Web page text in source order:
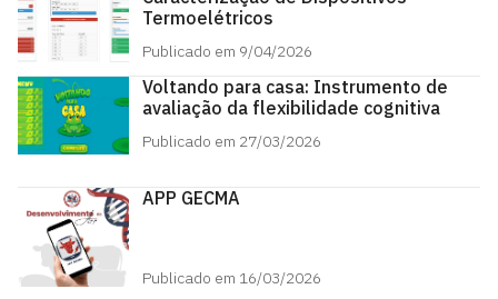
Termoelétricos
Publicado em 9/04/2026
Voltando para casa: Instrumento de
avaliação da flexibilidade cognitiva
Publicado em 27/03/2026
APP GECMA
Publicado em 16/03/2026